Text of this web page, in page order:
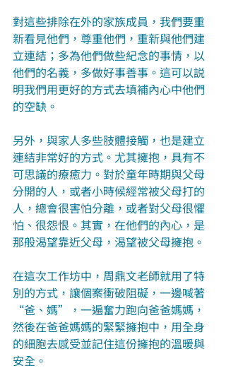
對這些排除在外的家族成員，我們要重
新看見他們，尊重他們，重新與他們建
立連結；多為他們做些紀念的事情，以
他們的名義，多做好事善事。這可以説
明我們用更好的方式去填補內心中他們
的空缺。
另外，與家人多些肢體接觸，也是建立
連結非常好的方式。尤其擁抱，具有不
可思議的療癒力。對於童年時期與父母
分開的人，或者小時候經常被父母打的
人，總會很害怕分離，或者對父母很懼
怕、很怨恨。其實，在他們的內心，是
那般渴望靠近父母，渴望被父母擁抱。
在這次工作坊中，周鼎文老師就用了特
別的方式，讓個案衝破阻礙，一邊喊著
“爸、媽”，一遍奮力跑向爸爸媽媽，
然後在爸爸媽媽的緊緊擁抱中，用全身
的細胞去感受並記住這份擁抱的溫暖與
安全。